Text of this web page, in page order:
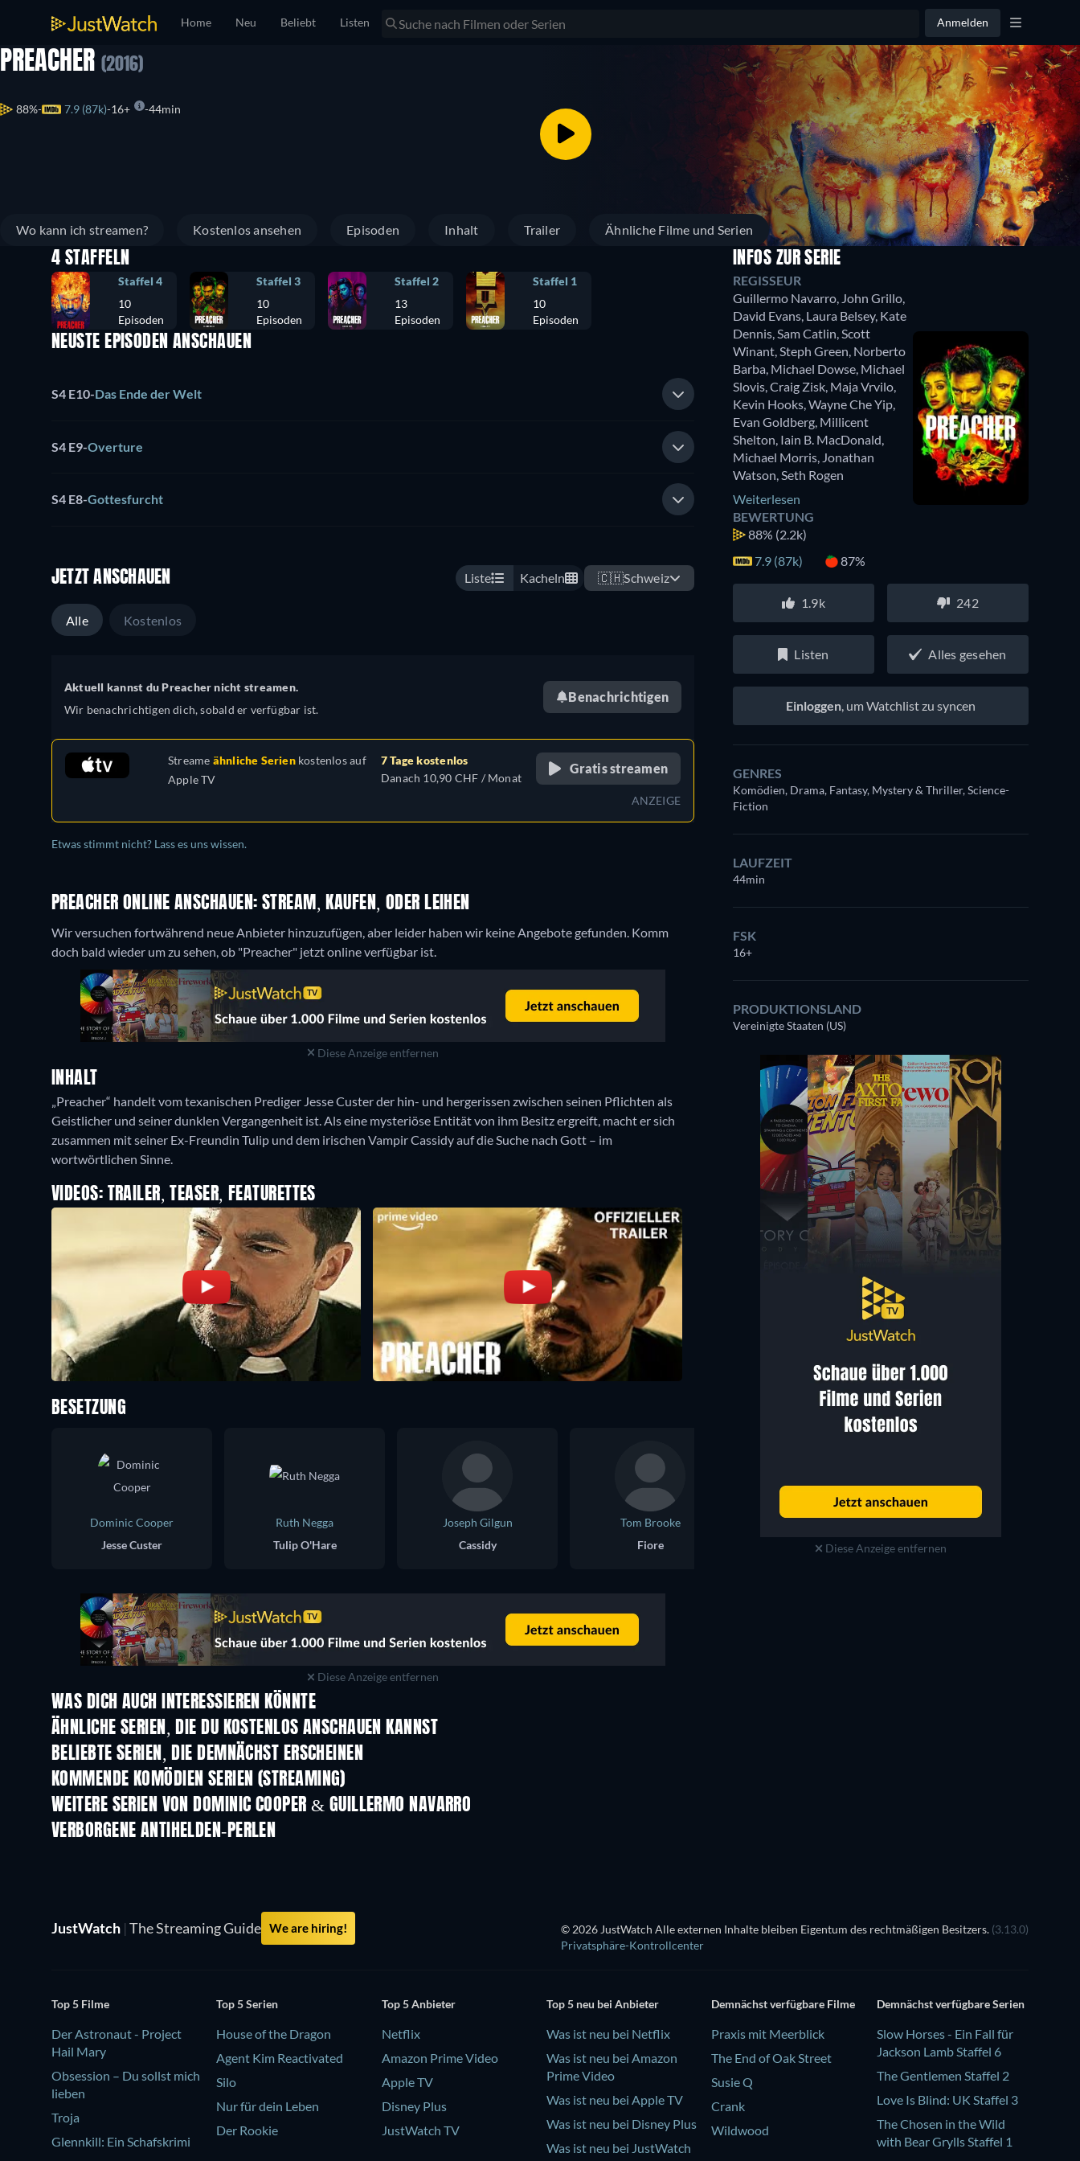
Home Neu Beliebt Listen Anmelden
PREACHER (2016)
88% 7.9 (87k) 16+ 44min
Wo kann ich streamen? Kostenlos ansehen Episoden Inhalt Trailer Ähnliche Filme und Serien
4 STAFFELN
Staffel 4
10
Episoden
Staffel 3
10
Episoden
Staffel 2
13
Episoden
Staffel 1
10
Episoden
NEUSTE EPISODEN ANSCHAUEN
S4 E10-Das Ende der Welt
S4 E9-Overture
S4 E8-Gottesfurcht
JETZT ANSCHAUEN Liste Kacheln 🇨🇭Schweiz
Alle Kostenlos
Aktuell kannst du Preacher nicht streamen.
Wir benachrichtigen dich, sobald er verfügbar ist.
Benachrichtigen
Streame ähnliche Serienkostenlos auf
Apple TV
7 Tage kostenlos
Danach 10,90 CHF / Monat
Gratis streamen
ANZEIGE
Etwas stimmt nicht? Lass es uns wissen.
PREACHER ONLINE ANSCHAUEN: STREAM, KAUFEN, ODER LEIHEN
Wir versuchen fortwährend neue Anbieter hinzuzufügen, aber leider haben wir keine Angebote gefunden. Komm
doch bald wieder um zu sehen, ob "Preacher" jetzt online verfügbar ist.
Diese Anzeige entfernen
INHALT
„Preacher“ handelt vom texanischen Prediger Jesse Custer der hin- und hergerissen zwischen seinen Pflichten als
Geistlicher und seiner dunklen Vergangenheit ist. Als eine mysteriöse Entität von ihm Besitz ergreift, macht er sich
zusammen mit seiner Ex-Freundin Tulip und dem irischen Vampir Cassidy auf die Suche nach Gott – im
wortwörtlichen Sinne.
VIDEOS: TRAILER, TEASER, FEATURETTES
INFOS ZUR SERIE
REGISSEUR
Guillermo Navarro, John Grillo,
David Evans, Laura Belsey, Kate
Dennis,Sam Catlin,Scott
Winant,Steph Green, Norberto
Barba, Michael Dowse, Michael
Slovis,Craig Zisk, Maja Vrvilo,
Kevin Hooks,Wayne Che Yip,
Evan Goldberg, Millicent
Shelton, Iain B. MacDonald,
Michael Morris, Jonathan
Watson,Seth Rogen
Weiterlesen
BEWERTUNG
88% (2.2k)
7.9 (87k)
87%
1.9k 242
Listen Alles gesehen
Einloggen, um Watchlist zu syncen
GENRES
Komödien, Drama, Fantasy, Mystery & Thriller, Science-
Fiction
LAUFZEIT
44min
FSK
16+
PRODUKTIONSLAND
Vereinigte Staaten (US)
Diese Anzeige entfernen
BESETZUNG
Dominic Cooper
Jesse Custer
Ruth Negga
Tulip O'Hare
Joseph Gilgun
Cassidy
Tom Brooke
Fiore
Ian Colletti
Eugene 'Arseface' Root
Graham McTavish
Diese Anzeige entfernen
WAS DICH AUCH INTERESSIEREN KÖNNTE
Serie
ÄHNLICHE SERIEN, DIE DU KOSTENLOS ANSCHAUEN KANNST
Serie Serie
BELIEBTE SERIEN, DIE DEMNÄCHST ERSCHEINEN
Serie Serie
KOMMENDE KOMÖDIEN SERIEN (STREAMING)
Staffel 6 Staffel 2
WEITERE SERIEN VON DOMINIC COOPER & GUILLERMO NAVARRO
Serie Serie
VERBORGENE ANTIHELDEN-PERLEN
JustWatch | The Streaming Guide We are hiring! © 2026 JustWatch Alle externen Inhalte bleiben Eigentum des rechtmäßigen Besitzers. (3.13.0)
Privatsphäre-Kontrollcenter
Top 5 Filme
Der Astronaut - Project
Hail Mary
Obsession – Du sollst mich
lieben
Troja
Glennkill: Ein Schafskrimi
Top 5 Serien
House of the Dragon
Agent Kim Reactivated
Silo
Nur für dein Leben
Der Rookie
Top 5 Anbieter
Netflix
Amazon Prime Video
Apple TV
Disney Plus
JustWatch TV
Top 5 neu bei Anbieter
Was ist neu bei Netflix
Was ist neu bei Amazon
Prime Video
Was ist neu bei Apple TV
Was ist neu bei Disney Plus
Was ist neu bei JustWatch
Demnächst verfügbare Filme
Praxis mit Meerblick
The End of Oak Street
Susie Q
Crank
Wildwood
Demnächst verfügbare Serien
Slow Horses - Ein Fall für
Jackson Lamb Staffel 6
The Gentlemen Staffel 2
Love Is Blind: UK Staffel 3
The Chosen in the Wild
with Bear Grylls Staffel 1